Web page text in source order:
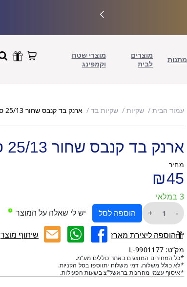
מתנות
מוצרים
לבית
מוצרי שטח
וקמפינג
עמוד הבית שקיות שקיות בד ארנק בד קנבס שחור 25/13 ס"מ – 10 יח'
ארנק בד קנבס שחור 25/13 ס"מ – 10 יח'
מחיר
₪45
3 במלאי
-
כמות
ארנק
בד
קנבס
שחור
25/13
+ הוספה לסל יש לי שאלה על המוצר
הוספה ליצירת מארז שיתוף מוצר
מק”ט: 9901177-L
*כל המחירים המוצגים באתר כוללים מע”מ.
*לא כולל משלוח. דמי משלוח יתווספו בסל הקניות.
*איסוף עצמי מהחנות בראשל”צ בשעות הפעילות.